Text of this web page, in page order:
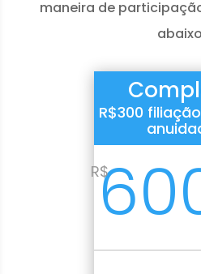
maneira de
R$300
R$